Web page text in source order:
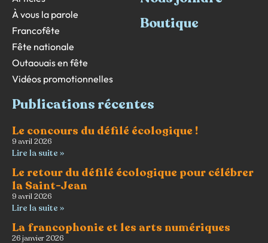
À vous la parole
Francofête
Fête nationale
Outaouais en fête
Vidéos promotionnelles
Boutique
Publications récentes
Le concours du défilé écologique !
9 avril 2026
Lire la suite »
Le retour du défilé écologique pour célébrer
la Saint-Jean
9 avril 2026
Lire la suite »
La francophonie et les arts numériques
26 janvier 2026